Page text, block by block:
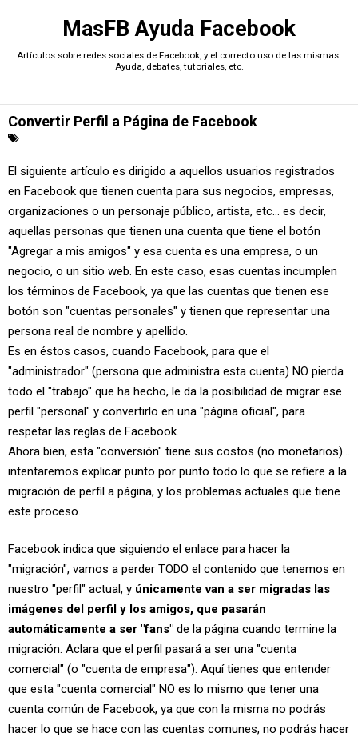
MasFB Ayuda Facebook
Artículos sobre redes sociales de Facebook, y el correcto uso de las mismas.
Ayuda, debates, tutoriales, etc.
Convertir Perfil a Página de Facebook
El siguiente artículo es dirigido a aquellos usuarios registrados
en Facebook que tienen cuenta para sus negocios, empresas,
organizaciones o un personaje público, artista, etc... es decir,
aquellas personas que tienen una cuenta que tiene el botón
"Agregar a mis amigos" y esa cuenta es una empresa, o un
negocio, o un sitio web. En este caso, esas cuentas incumplen
los términos de Facebook, ya que las cuentas que tienen ese
botón son "cuentas personales" y tienen que representar una
persona real de nombre y apellido.
Es en éstos casos, cuando Facebook, para que el
"administrador" (persona que administra esta cuenta) NO pierda
todo el "trabajo" que ha hecho, le da la posibilidad de migrar ese
perfil "personal" y convertirlo en una "página oficial", para
respetar las reglas de Facebook.
Ahora bien, esta "conversión" tiene sus costos (no monetarios)...
intentaremos explicar punto por punto todo lo que se refiere a la
migración de perfil a página, y los problemas actuales que tiene
este proceso.
Facebook indica que siguiendo el enlace para hacer la
"migración", vamos a perder TODO el contenido que tenemos en
nuestro "perfil" actual, y únicamente van a ser migradas las
imágenes del perfil y los amigos, que pasarán
automáticamente a ser "fans" de la página cuando termine la
migración. Aclara que el perfil pasará a ser una "cuenta
comercial" (o "cuenta de empresa"). Aquí tienes que entender
que esta "cuenta comercial" NO es lo mismo que tener una
cuenta común de Facebook, ya que con la misma no podrás
hacer lo que se hace con las cuentas comunes, no podrás hacer